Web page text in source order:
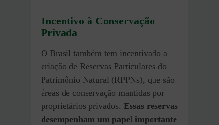
Incentivo à Conservação
Privada
O Brasil também tem incentivado a
criação de Reservas Particulares do
Patrimônio Natural (RPPNs), que são
áreas de conservação mantidas por
proprietários privados. Essas reservas
desempenham um papel importante